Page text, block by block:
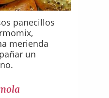
panecillos
merienda
un